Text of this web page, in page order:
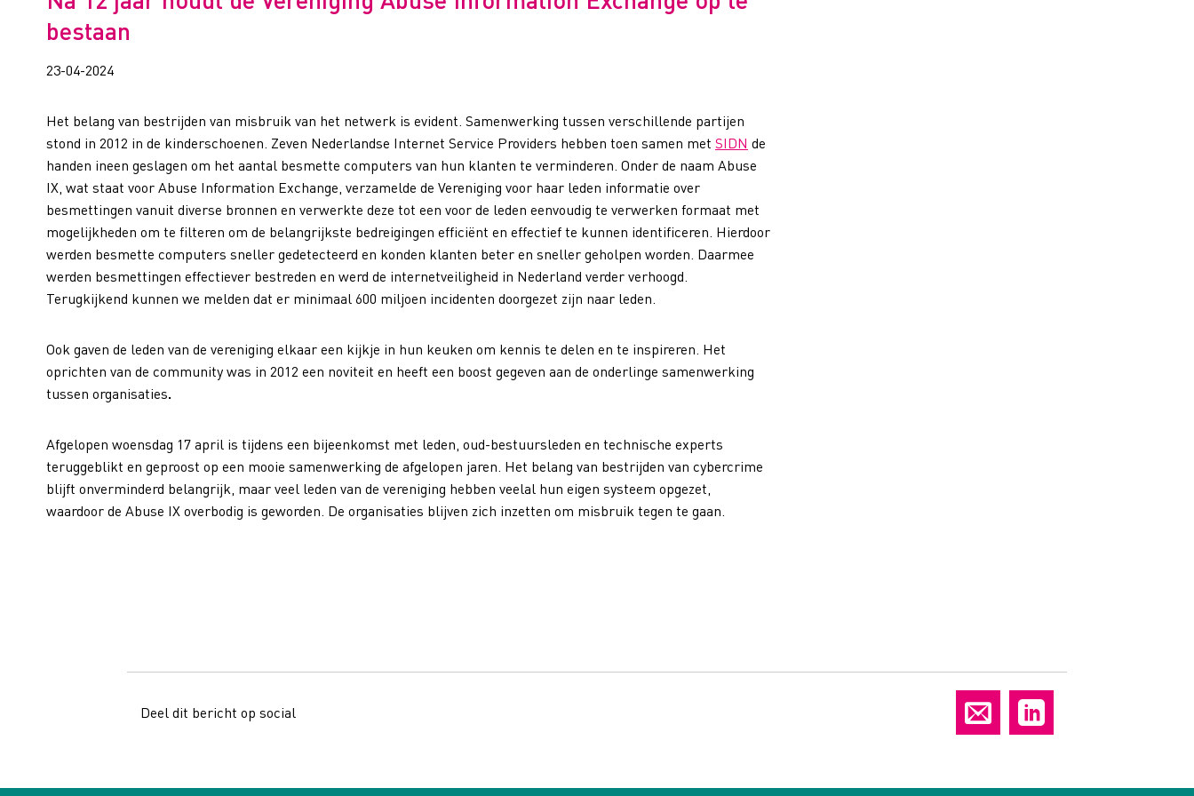
bestaan
23-04-2024
Het belang van bestrijden van misbruik van het netwerk is evident. Samenwerking tussen verschillende partijen
stond in 2012 in de kinderschoenen. Zeven Nederlandse Internet Service Providers hebben toen samen met SIDN de
handen ineen geslagen om het aantal besmette computers van hun klanten te verminderen. Onder de naam Abuse
IX, wat staat voor Abuse Information Exchange, verzamelde de Vereniging voor haar leden informatie over
besmettingen vanuit diverse bronnen en verwerkte deze tot een voor de leden eenvoudig te verwerken formaat met
mogelijkheden om te filteren om de belangrijkste bedreigingen efficiënt en effectief te kunnen identificeren. Hierdoor
werden besmette computers sneller gedetecteerd en konden klanten beter en sneller geholpen worden. Daarmee
werden besmettingen effectiever bestreden en werd de internetveiligheid in Nederland verder verhoogd.
Terugkijkend kunnen we melden dat er minimaal 600 miljoen incidenten doorgezet zijn naar leden.
Ook gaven de leden van de vereniging elkaar een kijkje in hun keuken om kennis te delen en te inspireren. Het
oprichten van de community was in 2012 een noviteit en heeft een boost gegeven aan de onderlinge samenwerking
tussen organisaties.
Afgelopen woensdag 17 april is tijdens een bijeenkomst met leden, oud-bestuursleden en technische experts
teruggeblikt en geproost op een mooie samenwerking de afgelopen jaren. Het belang van bestrijden van cybercrime
blijft onverminderd belangrijk, maar veel leden van de vereniging hebben veelal hun eigen systeem opgezet,
waardoor de Abuse IX overbodig is geworden. De organisaties blijven zich inzetten om misbruik tegen te gaan.
Deel dit bericht op social